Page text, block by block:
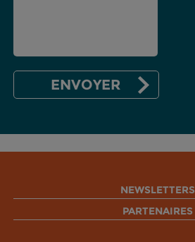
NEWSLETTERS
PARTENAIRES